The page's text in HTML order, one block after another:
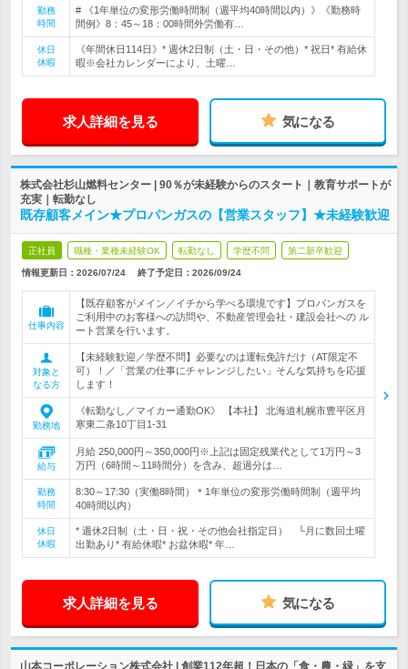
勤務
時間
# 《1年単位の変形労働時間制（週平均40時間以内）》《勤務時
間例》8：45～18：00時間外労働有…
休日
休暇
《年間休日114日》* 週休2日制（土・日・その他）* 祝日* 有給休
暇※会社カレンダーにより、土曜…
求人詳細を見る 気になる
株式会社杉山燃料センター | 90％が未経験からのスタート｜教育サポートが
充実｜転勤なし
既存顧客メイン★プロパンガスの【営業スタッフ】★未経験歓迎
正社員 職種・業種未経験OK 転勤なし 学歴不問 第二新卒歓迎
情報更新日：2026/07/24 終了予定日： 2026/09/24
仕事内容
【既存顧客がメイン／イチから学べる環境です】プロパンガスを
ご利用中のお客様への訪問や、不動産管理会社・建設会社への ル
ート営業を行います。
対象と
なる方
【未経験歓迎／学歴不問】必要なのは運転免許だけ（AT限定不
可）！／「営業の仕事にチャレンジしたい」そんな気持ちを応援
します！
勤務地
《転勤なし／マイカー通勤OK》 【本社】 北海道札幌市豊平区月
寒東二条10丁目1-31
給与
月給 250,000円～350,000円※上記は固定残業代として1万円～3
万円（6時間～11時間分）を含み、超過分は…
勤務
時間
8:30～17:30（実働8時間）＊1年単位の変形労働時間制（週平均
40時間以内）
休日
休暇
* 週休2日制（土・日・祝・その他会社指定日） └月に数回土曜
出勤あり* 有給休暇* お盆休暇* 年…
求人詳細を見る 気になる
山本コーポレーション株式会社 | 創業112年超！日本の「食・農・緑」を支